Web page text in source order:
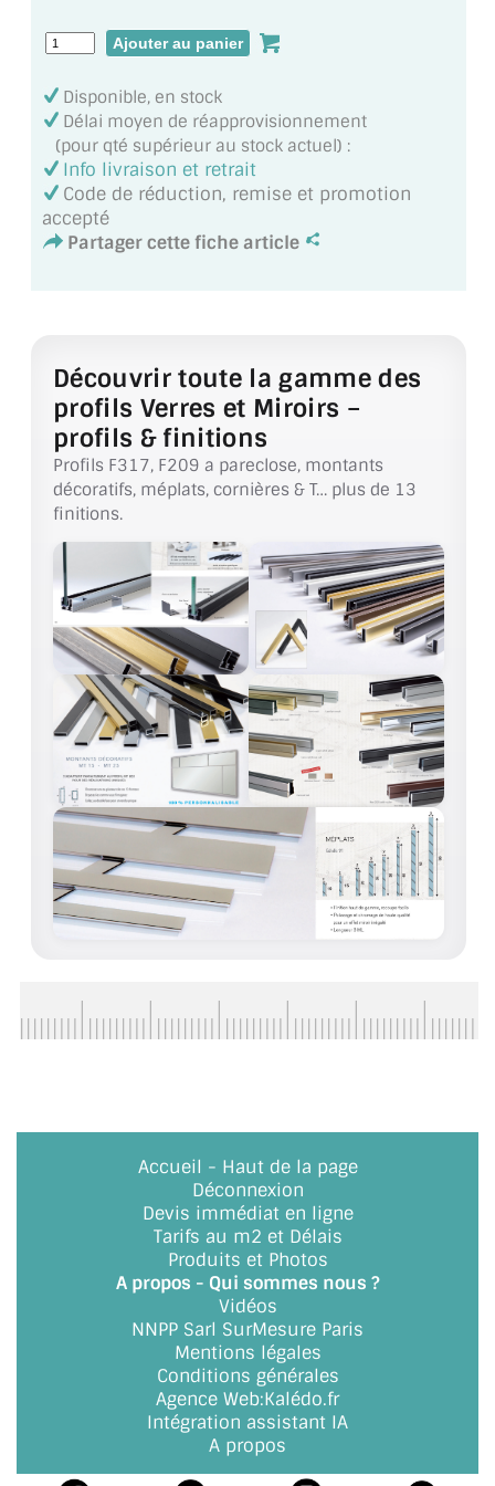
MIROIR POUR SALLE DE SPORT
MIROIR POUR SALLE DE DANSE
MIROIR ENCADRÉ
MIROIR TV
VERRE TREMPÉ (SÉCURIT)
PAROI DE DOUCHE
VERRE FEUILLETÉ
VERRE ANTI-REFLET
VERRE LAQUÉ/CRÉDENCE
VERRE FEUILLETÉ/TREMPÉ
DALLE DE SOL EN VERRE
PORTE EN VERRE
GARDE CORPS EN VERRE
VERRIÈRE TYPE ATELIER
VERRES TEXTURÉS
PLEXIGLAS PMMA
ACCESSOIRES & QUINCAILLERIE
LES FIXATIONS POUR MIROIR
LES PROFILS PAROI DE VERRE
VITRINE EN VERRE
CONNECTEURS ET ASSEMBLAGE DE VERRES
PLATS ET CORNIÈRES
LES CHARNIÈRES DE PORTE EN VERRE
BOUTONS ET POIGNÉES
Disponible, en stock
Délai moyen de réapprovisionnement
(pour qté supérieur au stock actuel) :
Info livraison et retrait
Code de réduction, remise et promotion
accepté
Partager cette fiche article
Découvrir toute la gamme des
profils Verres et Miroirs –
profils & finitions
Profils F317, F209 a pareclose, montants
décoratifs, méplats, cornières & T… plus de 13
finitions.
Accueil - Haut de la page
Déconnexion
Devis immédiat en ligne
Tarifs au m2 et Délais
Produits et Photos
A propos - Qui sommes nous ?
Vidéos
NNPP Sarl SurMesure Paris
Mentions légales
Conditions générales
Agence Web:Kalédo.fr
Intégration assistant IA
A propos